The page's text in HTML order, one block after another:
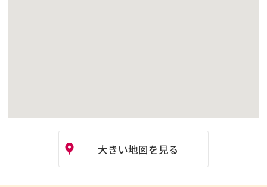
大きい地図を見る